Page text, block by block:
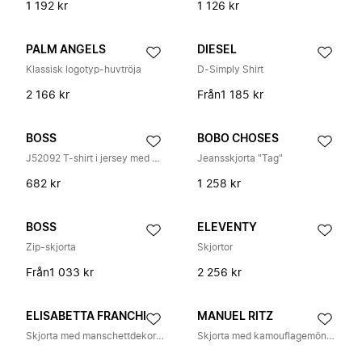
1 192 kr 1 126 kr
PALM ANGELS
Klassisk logotyp-huvtröja
2 166 kr
DIESEL
D-Simply Shirt
Från1 185 kr
BOSS
J52092 T-shirt i jersey med korta ärmar
682 kr
BOBO CHOSES
Jeansskjorta "Tag"
1 258 kr
BOSS
Zip-skjorta
Från1 033 kr
ELEVENTY
Skjortor
2 256 kr
ELISABETTA FRANCHI
Skjorta med manschettdekorationer
MANUEL RITZ
Skjorta med kamouflagemönster